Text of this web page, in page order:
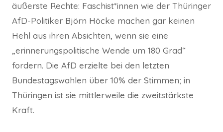
äußerste Rechte: Faschist*innen wie der Thüringer
AfD-Politiker Björn Höcke machen gar keinen
Hehl aus ihren Absichten, wenn sie eine
„erinnerungspolitische Wende um 180 Grad“
fordern. Die AfD erzielte bei den letzten
Bundestagswahlen über 10% der Stimmen; in
Thüringen ist sie mittlerweile die zweitstärkste
Kraft.